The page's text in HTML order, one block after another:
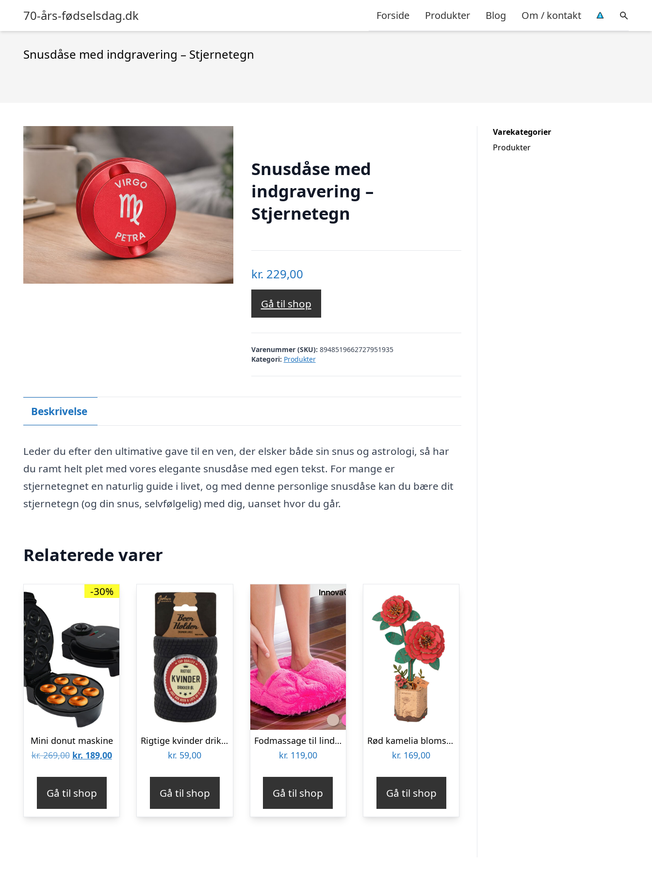
70-års-fødselsdag.dk Forside Produkter Blog Om / kontakt
Snusdåse med indgravering – Stjernetegn
Snusdåse med
indgravering –
Stjernetegn
kr. 229,00
Gå til shop
Varenummer (SKU): 8948519662727951935
Kategori: Produkter
Beskrivelse
Leder du efter den ultimative gave til en ven, der elsker både sin snus og astrologi, så har
du ramt helt plet med vores elegante snusdåse med egen tekst. For mange er
stjernetegnet en naturlig guide i livet, og med denne personlige snusdåse kan du bære dit
stjernetegn (og din snus, selvfølgelig) med dig, uanset hvor du går.
Relaterede varer
-30%
Mini donut maskine
kr.269,00 Den
kr. 269,00.
kr. 189,00Den
kr. 189,00.
Gå til shop
Rigtige kvinder drikker øl – Dåsekøler
kr. 59,00
Gå til shop
Fodmassage til lindring af ømme fødder
kr. 119,00
Gå til shop
Rød kamelia blomst 3D-puslespil fra Rowoodâ¢ (TW031)
kr. 169,00
Gå til shop
Varekategorier
Produkter